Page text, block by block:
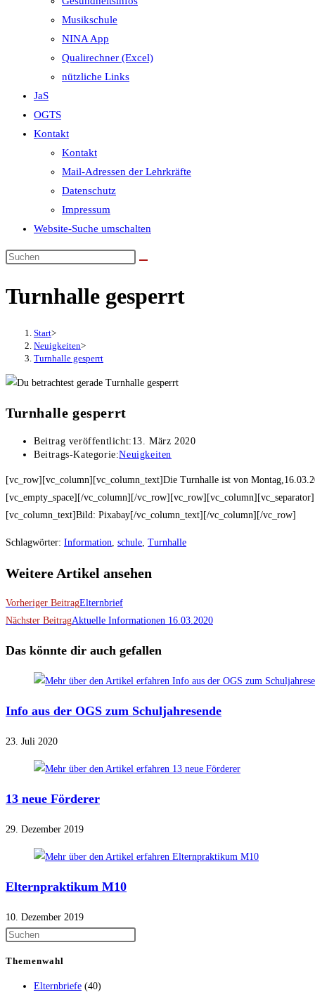
Musikschule
NINA App
Qualirechner (Excel)
nützliche Links
JaS
OGTS
Kontakt
Kontakt
Mail-Adressen der Lehrkräfte
Datenschutz
Impressum
Website-Suche umschalten
Turnhalle gesperrt
Start>
Neuigkeiten>
Turnhalle gesperrt
Turnhalle gesperrt
Beitrag veröffentlicht: 13. März 2020
Beitrags-Kategorie:Neuigkeiten
[vc_row][vc_column][vc_column_text]Die Turnhalle ist von
[vc_empty_space][/vc_column][/
[vc_column_text]Bild: Pixabay[/vc_column_text][/vc_column][/vc_row]
Schlagwörter: Information, schule, Turnhalle
Weitere Artikel ansehen
Vorheriger BeitragElternbrief
Nächster BeitragAktuelle Informationen 16.03.2020
Das könnte dir auch gefallen
Info aus der OGS zum Schuljahresende
23. Juli 2020
13 neue Förderer
29. Dezember 2019
Elternpraktikum M10
10. Dezember 2019
Themenwahl
Elternbriefe (40)